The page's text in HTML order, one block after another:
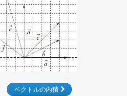
ベクトルの内積